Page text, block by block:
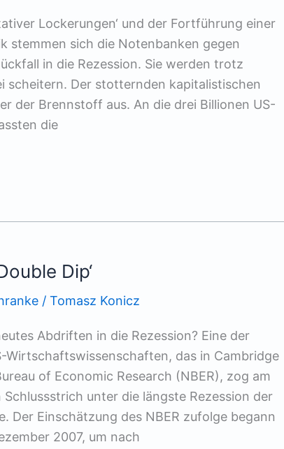
Lockerungen‘ und der Fortführung einer
stemmen sich die Notenbanken gegen
in die Rezession. Sie werden trotz
scheitern. Der stotternden kapitalistischen
der Brennstoff aus. An die drei Billionen US-
die
Dip‘
/ Tomasz Konicz
Abdriften in die Rezession? Eine der
das in Cambridge
of Economic Research (NBER), zog am
unter die längste Rezession der
Der Einschätzung des NBER zufolge begann
2007, um nach